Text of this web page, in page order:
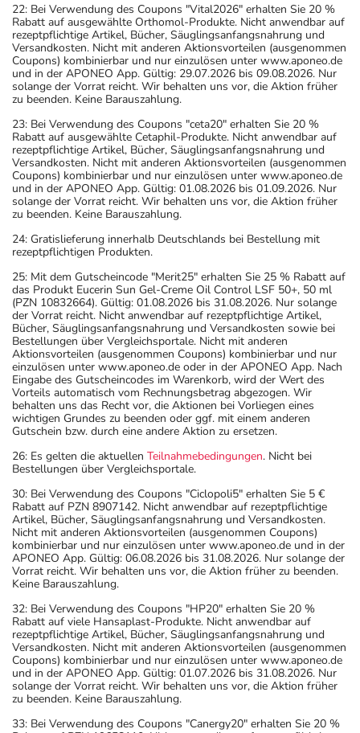
22: Bei Verwendung des Coupons "Vital2026" erhalten Sie 20 %
Rabatt auf ausgewählte Orthomol-Produkte. Nicht anwendbar auf
rezeptpflichtige Artikel, Bücher, Säuglingsanfangsnahrung und
Versandkosten. Nicht mit anderen Aktionsvorteilen (ausgenommen
Coupons) kombinierbar und nur einzulösen unter www.aponeo.de
und in der APONEO App. Gültig: 29.07.2026 bis 09.08.2026. Nur
solange der Vorrat reicht. Wir behalten uns vor, die Aktion früher
zu beenden. Keine Barauszahlung.
23: Bei Verwendung des Coupons "ceta20" erhalten Sie 20 %
Rabatt auf ausgewählte Cetaphil-Produkte. Nicht anwendbar auf
rezeptpflichtige Artikel, Bücher, Säuglingsanfangsnahrung und
Versandkosten. Nicht mit anderen Aktionsvorteilen (ausgenommen
Coupons) kombinierbar und nur einzulösen unter www.aponeo.de
und in der APONEO App. Gültig: 01.08.2026 bis 01.09.2026. Nur
solange der Vorrat reicht. Wir behalten uns vor, die Aktion früher
zu beenden. Keine Barauszahlung.
24: Gratislieferung innerhalb Deutschlands bei Bestellung mit
rezeptpflichtigen Produkten.
25: Mit dem Gutscheincode "Merit25" erhalten Sie 25 % Rabatt auf
das Produkt Eucerin Sun Gel-Creme Oil Control LSF 50+, 50 ml
(PZN 10832664). Gültig: 01.08.2026 bis 31.08.2026. Nur solange
der Vorrat reicht. Nicht anwendbar auf rezeptpflichtige Artikel,
Bücher, Säuglingsanfangsnahrung und Versandkosten sowie bei
Bestellungen über Vergleichsportale. Nicht mit anderen
Aktionsvorteilen (ausgenommen Coupons) kombinierbar und nur
einzulösen unter www.aponeo.de oder in der APONEO App. Nach
Eingabe des Gutscheincodes im Warenkorb, wird der Wert des
Vorteils automatisch vom Rechnungsbetrag abgezogen. Wir
behalten uns das Recht vor, die Aktionen bei Vorliegen eines
wichtigen Grundes zu beenden oder ggf. mit einem anderen
Gutschein bzw. durch eine andere Aktion zu ersetzen.
26: Es gelten die aktuellen Teilnahmebedingungen. Nicht bei
Bestellungen über Vergleichsportale.
30: Bei Verwendung des Coupons "Ciclopoli5" erhalten Sie 5 €
Rabatt auf PZN 8907142. Nicht anwendbar auf rezeptpflichtige
Artikel, Bücher, Säuglingsanfangsnahrung und Versandkosten.
Nicht mit anderen Aktionsvorteilen (ausgenommen Coupons)
kombinierbar und nur einzulösen unter www.aponeo.de und in der
APONEO App. Gültig: 06.08.2026 bis 31.08.2026. Nur solange der
Vorrat reicht. Wir behalten uns vor, die Aktion früher zu beenden.
Keine Barauszahlung.
32: Bei Verwendung des Coupons "HP20" erhalten Sie 20 %
Rabatt auf viele Hansaplast-Produkte. Nicht anwendbar auf
rezeptpflichtige Artikel, Bücher, Säuglingsanfangsnahrung und
Versandkosten. Nicht mit anderen Aktionsvorteilen (ausgenommen
Coupons) kombinierbar und nur einzulösen unter www.aponeo.de
und in der APONEO App. Gültig: 01.07.2026 bis 31.08.2026. Nur
solange der Vorrat reicht. Wir behalten uns vor, die Aktion früher
zu beenden. Keine Barauszahlung.
33: Bei Verwendung des Coupons "Canergy20" erhalten Sie 20 %